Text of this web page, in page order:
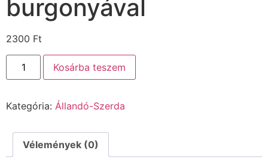
burgonyával
2300 Ft
Kosárba teszem
Kategória: Állandó-Szerda
Vélemények (0)